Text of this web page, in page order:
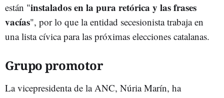
están "instalados en la pura retórica y las frases
vacías", por lo que la entidad secesionista trabaja en
una lista cívica para las próximas elecciones catalanas.
Grupo promotor
La vicepresidenta de la ANC, Núria Marín, ha